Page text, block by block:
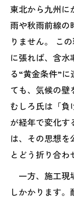
東北から九州に
雨や秋雨前線の
りません。 こ
に張れば、含水
る“黄金条件”
ても、気候の壁
むしろ氏は「負
が経年で変化す
は、その思想
とどう折り合わ
一方、施工現
しかかります